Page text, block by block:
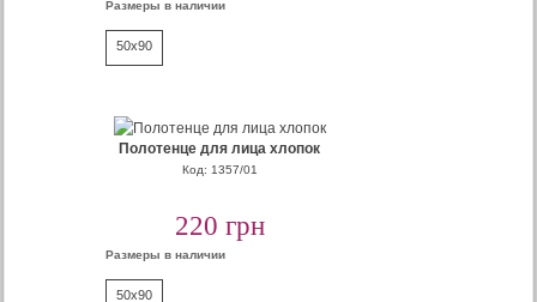
Размеры в наличии
50x90
Полотенце для лица хлопок
Код: 1357/01
220 грн
Размеры в наличии
50x90